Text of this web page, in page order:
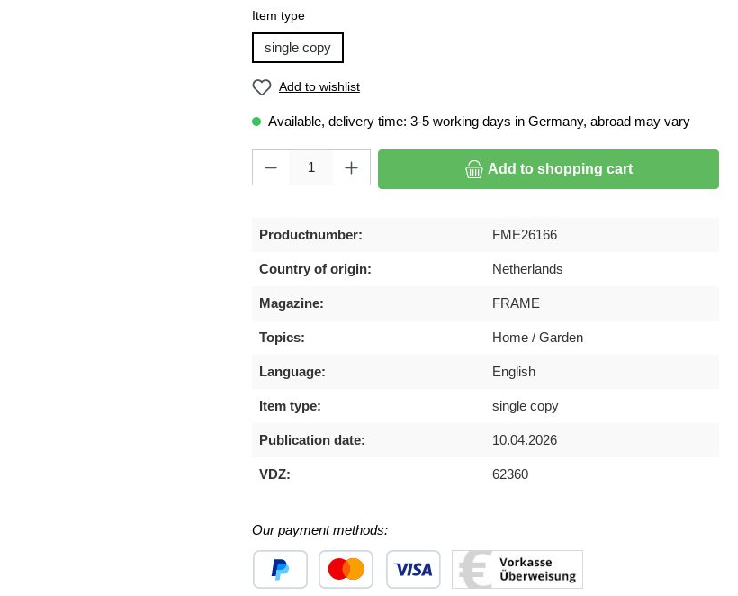
Select
Item type
single copy
Add to wishlist
Available, delivery time: 3-5 working days in Germany, abroad may vary
Product Quantity: Enter the desired amount or use the buttons to increase or
Add to shopping cart
Productnumber: FME26166
Country of origin: Netherlands
Magazine: FRAME
Topics: Home / Garden
Language: English
Item type: single copy
Publication date: 10.04.2026
VDZ: 62360
Our payment methods: